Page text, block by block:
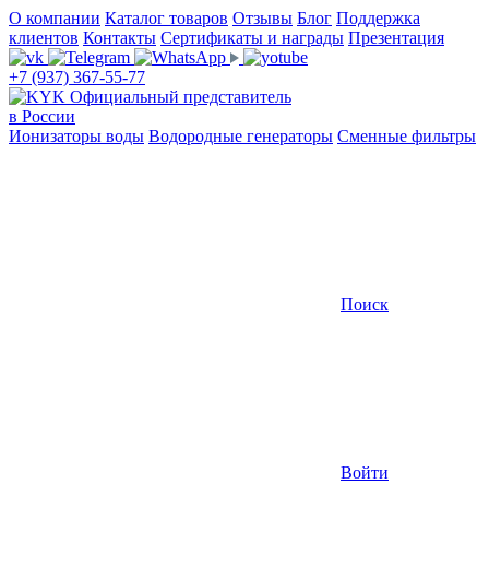
О компании Каталог товаров Отзывы Блог Поддержка
клиентов Контакты Сертификаты и награды Презентация
+7 (937) 367-55-77
Официальный представитель
в России
Ионизаторы воды Водородные генераторы Сменные фильтры
Поиск
Войти